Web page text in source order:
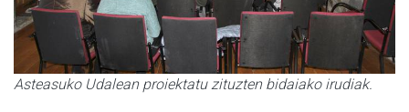
Asteasuko Udalean proiektatu zituzten bidaiako irudiak.